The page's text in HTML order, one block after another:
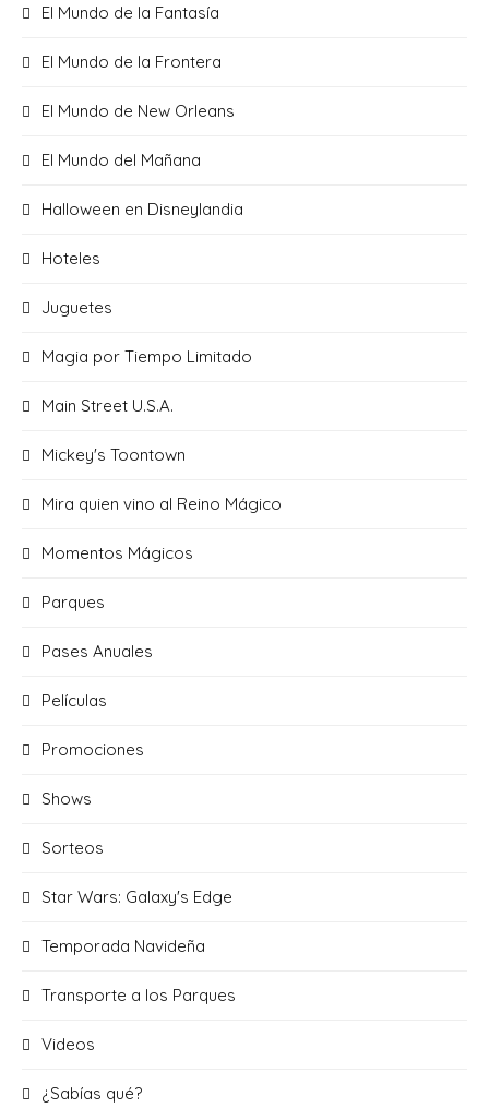
El Mundo de la Fantasía
El Mundo de la Frontera
El Mundo de New Orleans
El Mundo del Mañana
Halloween en Disneylandia
Hoteles
Juguetes
Magia por Tiempo Limitado
Main Street U.S.A.
Mickey's Toontown
Mira quien vino al Reino Mágico
Momentos Mágicos
Parques
Pases Anuales
Películas
Promociones
Shows
Sorteos
Star Wars: Galaxy's Edge
Temporada Navideña
Transporte a los Parques
Videos
¿Sabías qué?